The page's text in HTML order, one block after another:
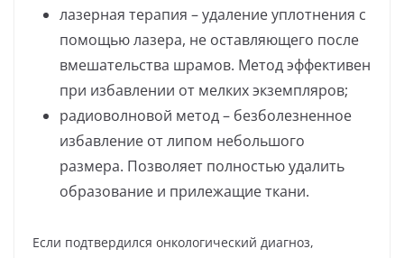
лазерная терапия – удаление уплотнения с
помощью лазера, не оставляющего после
вмешательства шрамов. Метод эффективен
при избавлении от мелких экземпляров;
радиоволновой метод – безболезненное
избавление от липом небольшого
размера. Позволяет полностью удалить
образование и прилежащие ткани.
Если подтвердился онкологический диагноз,